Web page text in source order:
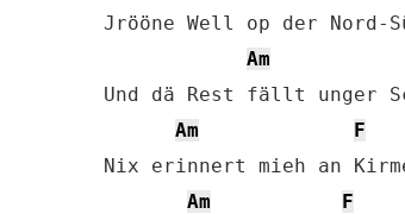
Jrööne Well op der
Am
Und dä Rest fällt unger
Am
F
Nix erinnert mieh an
Am
F